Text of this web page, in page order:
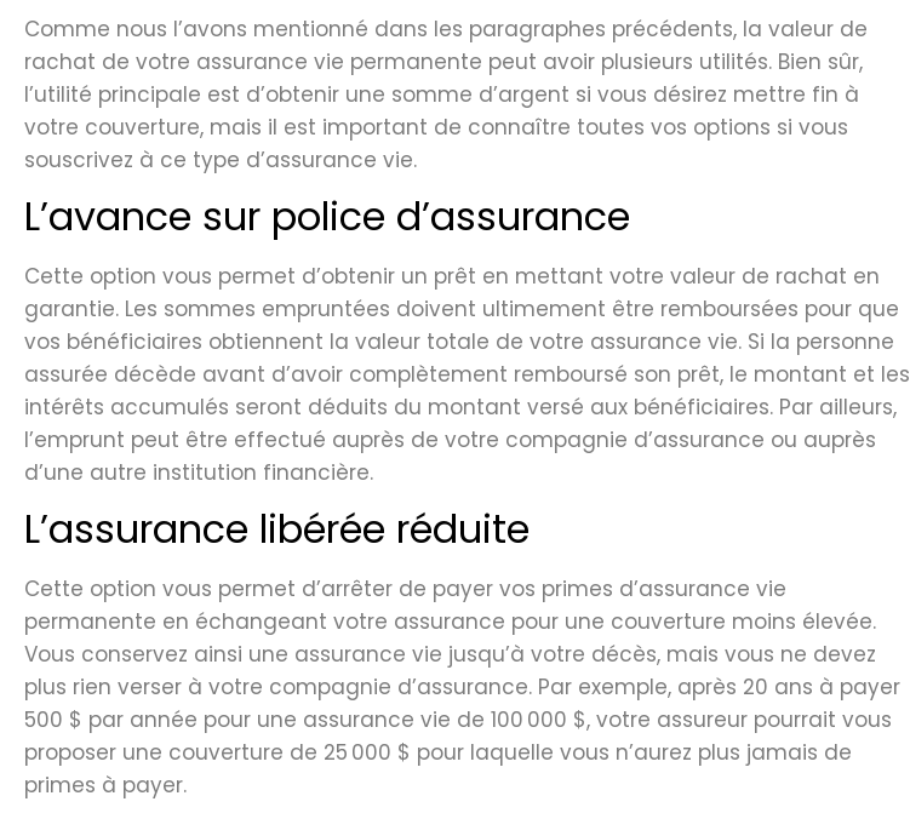
Comme nous l’avons mentionné dans les paragraphes précédents, la valeur de
rachat de votre assurance vie permanente peut avoir plusieurs utilités. Bien sûr,
l’utilité principale est d’obtenir une somme d’argent si vous désirez mettre fin à
votre couverture, mais il est important de connaître toutes vos options si vous
souscrivez à ce type d’assurance vie.
L’avance sur police d’assurance
Cette option vous permet d’obtenir un prêt en mettant votre valeur de rachat en
garantie. Les sommes empruntées doivent ultimement être remboursées pour que
vos bénéficiaires obtiennent la valeur totale de votre assurance vie. Si la personne
assurée décède avant d’avoir complètement remboursé son prêt, le montant et les
intérêts accumulés seront déduits du montant versé aux bénéficiaires. Par ailleurs,
l’emprunt peut être effectué auprès de votre compagnie d’assurance ou auprès
d’une autre institution financière.
L’assurance libérée réduite
Cette option vous permet d’arrêter de payer vos primes d’assurance vie
permanente en échangeant votre assurance pour une couverture moins élevée.
Vous conservez ainsi une assurance vie jusqu’à votre décès, mais vous ne devez
plus rien verser à votre compagnie d’assurance. Par exemple, après 20 ans à payer
500 $ par année pour une assurance vie de 100 000 $, votre assureur pourrait vous
proposer une couverture de 25 000 $ pour laquelle vous n’aurez plus jamais de
primes à payer.